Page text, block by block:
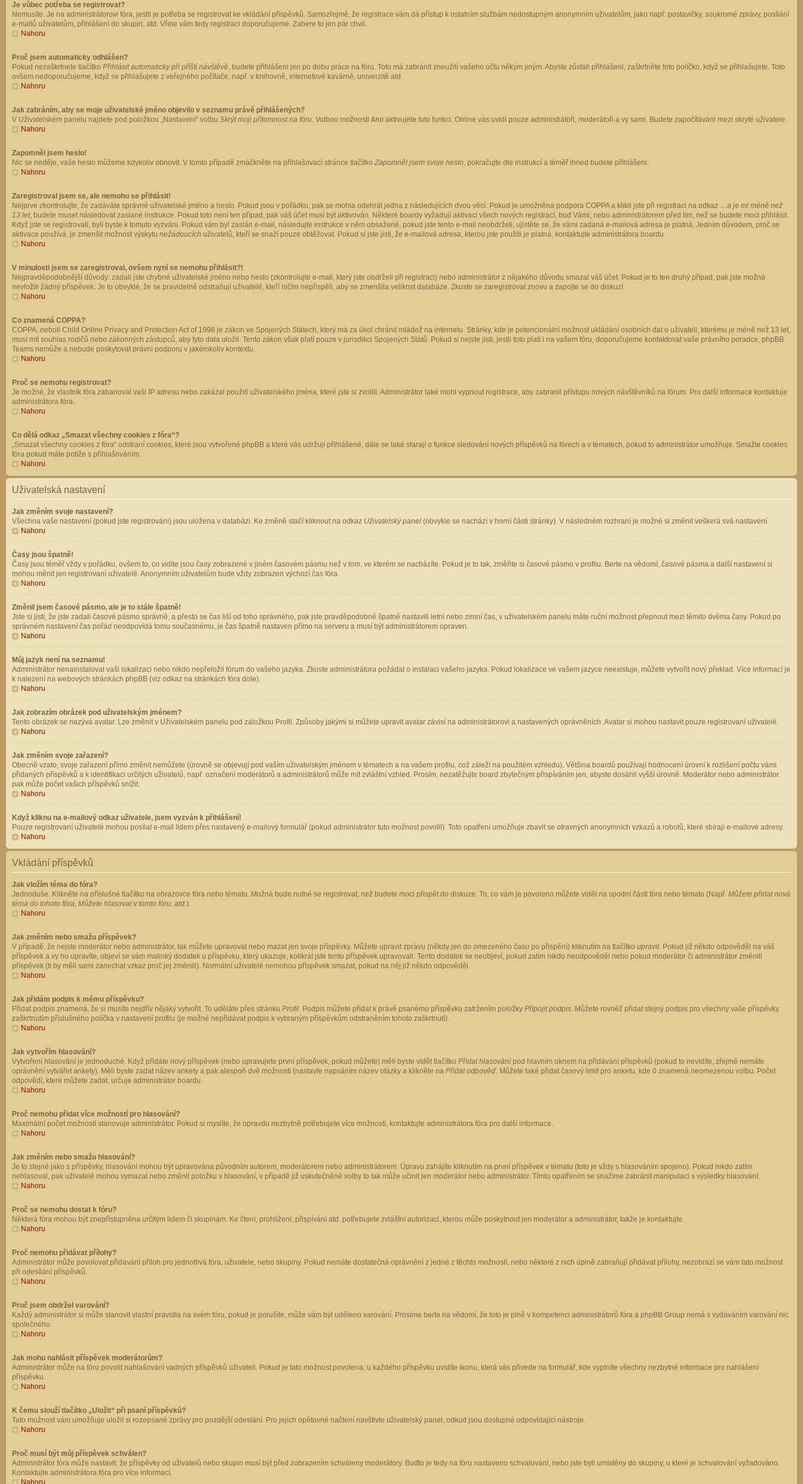
Je vůbec potřeba se registrovat?
Nemusíte. Je na administrátorovi fóra, jestli je potřeba se registrovat ke vkládání příspěvků. Samozřejmě, že registrace vám dá přístup k ostatním službám nedostupným anonymním uživatelům, jako např. postavičky, soukromé zprávy, posílání
e-mailů uživatelům, přihlášení do skupin, atd. Vřele vám tedy registraci doporučujeme. Zabere to jen pár chvil.
Nahoru
Proč jsem automaticky odhlášen?
Pokud nezaškrtnete tlačítko Přihlásit automaticky při příští návštěvě, budete přihlášeni jen po dobu práce na fóru. Toto má zabránit zneužití vašeho účtu někým jiným. Abyste zůstali přihlášeni, zaškrtněte toto políčko, když se přihlašujete. Toto
ovšem nedoporučujeme, když se přihlašujete z veřejného počítače, např. v knihovně, internetové kavárně, univerzitě atd.
Nahoru
Jak zabráním, aby se moje uživatelské jméno objevilo v seznamu právě přihlášených?
V Uživatelském panelu najdete pod položkou „Nastavení“ volbu Skrýt moji přítomnost na fóru. Volbou možnosti Ano aktivujete tuto funkci. Online vás uvidí pouze administrátoři, moderátoři a vy sami. Budete započítáváni mezi skryté uživatele.
Nahoru
Zapomněl jsem heslo!
Nic se neděje, vaše heslo můžeme kdykoliv obnovit. V tomto případě zmáčkněte na přihlašovací stránce tlačítko Zapomněl jsem svoje heslo, pokračujte dle instrukcí a téměř ihned budete přihlášeni.
Nahoru
Zaregistroval jsem se, ale nemohu se přihlásit!
Nejprve zkontrolujte, že zadáváte správné uživatelské jméno a heslo. Pokud jsou v pořádku, pak se mohla odehrát jedna z následujících dvou věcí. Pokud je umožněna podpora COPPA a klikli jste při registraci na odkaz …a je mi méně než
13 let, budete muset následovat zaslané instrukce. Pokud toto není ten případ, pak váš účet musí být aktivován. Některé boardy vyžadují aktivaci všech nových registrací, buď Vámi, nebo administrátorem před tím, než se budete moci přihlásit.
Když jste se registrovali, byli byste k tomuto vyzváni. Pokud vám byl zaslán e-mail, následujte instrukce v něm obsažené, pokud jste tento e-mail neobdrželi, ujistěte se, že vámi zadaná e-mailová adresa je platná. Jedním důvodem, proč se
aktivace používá, je zmenšit možnost výskytu nežádoucích uživatelů, kteří se snaží pouze obtěžovat. Pokud si jste jisti, že e-mailová adresa, kterou jste použili je platná, kontaktujte administrátora boardu.
Nahoru
V minulosti jsem se zaregistroval, ovšem nyní se nemohu přihlásit?!
Nejpravděpodobnější důvody: zadali jste chybné uživatelské jméno nebo heslo (zkontrolujte e-mail, který jste obdrželi při registraci) nebo administrátor z nějakého důvodu smazal váš účet. Pokud je to ten druhý případ, pak jste možná
nevložili žádný příspěvek. Je to obvyklé, že se pravidelně odstraňují uživatelé, kteří ničím nepřispěli, aby se zmenšila velikost databáze. Zkuste se zaregistrovat znovu a zapojte se do diskuzí.
Nahoru
Co znamená COPPA?
COPPA, neboli Child Online Privacy and Protection Act of 1998 je zákon ve Spojených Státech, který má za úkol chránit mládež na internetu. Stránky, kde je potencionální možnost ukládání osobních dat o uživateli, kterému je méně než 13 let,
musí mít souhlas rodičů nebo zákonných zástupců, aby tyto data uložil. Tento zákon však platí pouze v jurisdikci Spojených Států. Pokud si nejste jisti, jestli toto platí i na vašem fóru, doporučujeme kontaktovat vaše právního poradce, phpBB
Teams nemůže a nebude poskytovat právni podporu v jakémkoliv kontextu.
Nahoru
Proč se nemohu registrovat?
Je možné, že vlastník fóra zabanoval vaši IP adresu nebo zakázal použití uživatelského jména, které jste si zvolili. Administrátor také mohl vypnout registrace, aby zabranil přístupu nových návštěvníků na fórum. Pro další informace kontaktuje
administrátora fóra.
Nahoru
Co dělá odkaz „Smazat všechny cookies z fóra“?
„Smazat všechny cookies z fóra“ odstraní cookies, které jsou vytvořené phpBB a které vás udržují přihlášené, dále se také starají o funkce sledování nových příspěvků na fórech a v tématech, pokud to administrátor umožňuje. Smažte cookies
fóra pokud máte potíže s přihlašováním.
Nahoru
Uživatelská nastavení
Jak změním svoje nastavení?
Všechna vaše nastavení (pokud jste registrováni) jsou uložena v databázi. Ke změně stačí kliknout na odkaz Uživatelský panel (obvykle se nachází v horní části stránky). V následném rozhraní je možné si změnit veškerá svá nastavení.
Nahoru
Časy jsou špatně!
Časy jsou téměř vždy v pořádku, ovšem to, co vidíte jsou časy zobrazené v jiném časovém pásmu než v tom, ve kterém se nacházíte. Pokud je to tak, změňte si časové pásmo v profilu. Berte na vědomí, časové pásma a další nastavení si
mohou měnit jen registrovaní uživatelé. Anonymním uživatelům bude vždy zobrazen výchozí čas fóra.
Nahoru
Změnil jsem časové pásmo, ale je to stále špatně!
Jste si jisti, že jste zadali časové pásmo správně, a přesto se čas liší od toho správného, pak jste pravděpodobně špatně nastavili letní nebo zimní čas, v uživatelském panelu máte ruční možnost přepnout mezi těmito dvěma časy. Pokud po
správném nastavení čas pořád neodpovídá tomu současnému, je čas špatně nastaven přímo na serveru a musí být administrátorem opraven.
Nahoru
Můj jazyk není na seznamu!
Administrátor nenainstaloval vaši lokalizaci nebo nikdo nepřeložil fórum do vašeho jazyka. Zkuste administrátora požádat o instalaci vašeho jazyka. Pokud lokalizace ve vašem jazyce neexistuje, můžete vytvořit nový překlad. Více informací je
k nalezení na webových stránkách phpBB (viz odkaz na stránkách fóra dole).
Nahoru
Jak zobrazím obrázek pod uživatelským jménem?
Tento obrázek se nazývá avatar. Lze změnit v Uživatelském panelu pod záložkou Profil. Způsoby jakými si můžete upravit avatar závisí na administrátorovi a nastavených oprávněních. Avatar si mohou nastavit pouze registrovaní uživatelé.
Nahoru
Jak změním svoje zařazení?
Obecně vzato, svoje zařazení přímo změnit nemůžete (úrovně se objevují pod vaším uživatelským jménem v tématech a na vašem profilu, což záleží na použitém vzhledu). Většina boardů používají hodnocení úrovní k rozlišení počtu vámi
přidaných příspěvků a k identifikaci určitých uživatelů, např. označení moderátorů a administrátorů může mít zvláštní vzhled. Prosím, nezatěžujte board zbytečným přispíváním jen, abyste dosáhli vyšší úrovně. Moderátor nebo administrátor
pak může počet vašich příspěvků snížit.
Nahoru
Když kliknu na e-mailový odkaz uživatele, jsem vyzván k přihlášení!
Pouze registrovaní uživatelé mohou posílat e-mail lidem přes nastavený e-mailový formulář (pokud administrátor tuto možnost povolil). Toto opatření umožňuje zbavit se otravných anonymních vzkazů a robotů, které sbírají e-mailové adresy.
Nahoru
Vkládání příspěvků
Jak vložím téma do fóra?
Jednoduše. Klikněte na příslušné tlačítko na obrazovce fóra nebo tématu. Možná bude nutné se registrovat, než budete moci přispět do diskuze. To, co vám je povoleno můžete vidět na spodní části fóra nebo tématu (Např. Můžete přidat nová
téma do tohoto fóra, Můžete hlasovat v tomto fóru, atd.).
Nahoru
Jak změním nebo smažu příspěvek?
V případě, že nejste moderátor nebo administrátor, tak můžete upravovat nebo mazat jen svoje příspěvky. Můžete upravit zprávu (někdy jen do omezeného času po přispění) kliknutím na tlačítko upravit. Pokud již někdo odpověděl na váš
příspěvek a vy ho upravíte, objeví se vám malinký dodatek u příspěvku, který ukazuje, kolikrát jste tento příspěvek upravovali. Tento dodatek se neobjeví, pokud zatím nikdo neodpověděl nebo pokud moderátor či administrátor změnili
příspěvek (ti by měli sami zanechat vzkaz proč jej změnili). Normální uživatelé nemohou příspěvek smazat, pokud na něj již někdo odpověděl.
Nahoru
Jak přidám podpis k mému příspěvku?
Přidat podpis znamená, že si musíte nejdřív nějaký vytvořit. To uděláte přes stránku Profil. Podpis můžete přidat k právě psanému příspěvku zatržením položky Připojit podpis. Můžete rovněž přidat stejný podpis pro všechny vaše příspěvky
zaškrtnutím příslušného políčka v nastavení profilu (je možné nepřidávat podpis k vybraným příspěvkům odstraněním tohoto zaškrtnutí).
Nahoru
Jak vytvořím hlasování?
Vytvoření hlasování je jednoduché. Když přidáte nový příspěvek (nebo upravujete první příspěvek, pokud můžete) měli byste vidět tlačítko Přidat hlasování pod hlavním oknem na přidávání příspěvků (pokud to nevidíte, zřejmě nemáte
oprávnění vytvářet ankety). Měli byste zadat název ankety a pak alespoň dvě možnosti (nastavte napsáním název otázky a klikněte na Přidat odpověď. Můžete také přidat časový limit pro anketu, kde 0 znamená neomezenou volbu. Počet
odpovědí, které můžete zadat, určuje administrátor boardu.
Nahoru
Proč nemohu přidat více možností pro hlasování?
Maximální počet možností stanovuje administrátor. Pokud si myslíte, že opravdu nezbytně potřebujete více možností, kontaktujte administrátora fóra pro další informace.
Nahoru
Jak změním nebo smažu hlasování?
Je to stejné jako s příspěvky, hlasování mohou být upravována původním autorem, moderátorem nebo administrátorem. Úpravu zahájíte kliknutím na první příspěvek v tématu (toto je vždy s hlasováním spojeno). Pokud nikdo zatím
nehlasoval, pak uživatelé mohou vymazat nebo změnit položku v hlasování, v případě již uskutečněné volby to tak může učinit jen moderátor nebo administrátor. Tímto opatřením se snažíme zabránit manipulaci s výsledky hlasování.
Nahoru
Proč se nemohu dostat k fóru?
Některá fóra mohou být znepřístupněna určitým lidem či skupinám. Ke čtení, prohlížení, přispívání atd. potřebujete zvláštní autorizaci, kterou může poskytnout jen moderátor a administrátor, takže je kontaktujte.
Nahoru
Proč nemohu přidávat přílohy?
Administrátor může povolovat přidávání příloh pro jednotlivá fóra, uživatele, nebo skupiny. Pokud nemáte dostatečná oprávnění z jedné z těchto možností, nebo některé z nich úplně zabraňují přidávat přílohy, nezobrazí se vám tato možnost
při odesílání příspěvků.
Nahoru
Proč jsem obdržel varování?
Každý administrátor si může stanovit vlastní pravidla na svém fóru, pokud je porušíte, může vám být uděleno varování. Prosíme berte na vědomí, že toto je plně v kompetenci administrátorů fóra a phpBB Group nemá s vydáváním varování nic
společného.
Nahoru
Jak mohu nahlásit příspěvek moderátorům?
Administrátor může na fóru povolit nahlašování vadných příspěvků uživateli. Pokud je tato možnost povolena, u každého příspěvku uvidíte ikonu, která vás přivede na formulář, kde vyplníte všechny nezbytné informace pro nahlášení
příspěvku.
Nahoru
K čemu slouží tlačítko „Uložit“ při psaní příspěvků?
Tato možnost vám umožňuje uložit si rozepsané zprávy pro pozdější odeslání. Pro jejich opětovné načtení navštivte uživatelský panel, odkud jsou dostupné odpovídající nástroje.
Nahoru
Proč musí být můj příspěvek schválen?
Administrátor fóra může nastavit, že příspěvky od uživatelů nebo skupin musí být před zobrazením schváleny moderátory. Buďto je tedy na fóru nastaveno schvalování, nebo jste byli umístěny do skupiny, u které je schvalování vyžadováno.
Kontaktujte administrátora fóra pro více informací.
Nahoru